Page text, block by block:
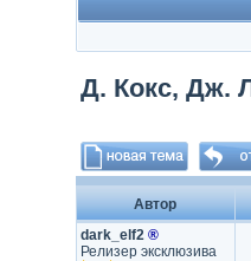
Д. Кокс, Дж.
Автор
dark_elf2 ®
Релизер эксклюзива